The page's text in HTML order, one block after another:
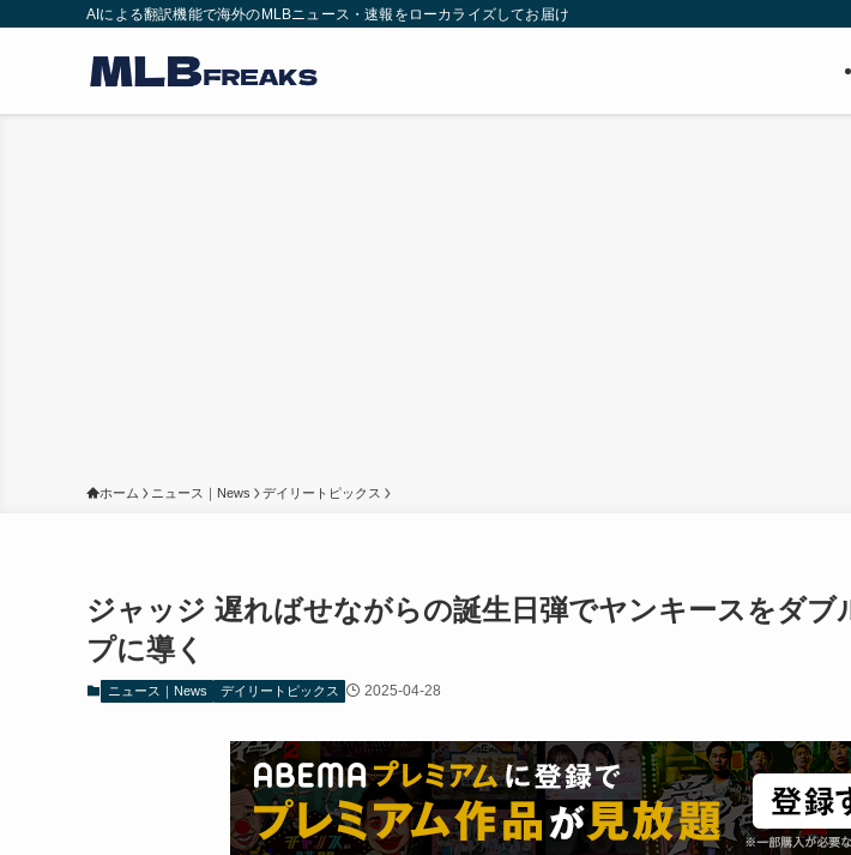
AIによる翻訳機能で海外のMLBニュース・速報をローカライズしてお届け
ホーム ニュース｜News デイリートピックス
ジャッジ 遅ればせながらの誕生日弾でヤンキースをダブ
プに導く
ニュース｜News デイリートピックス 2025-04-28